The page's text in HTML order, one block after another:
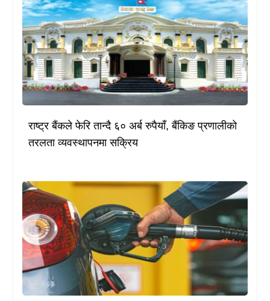
राष्ट्र बैंकले फेरि तान्दै ६० अर्ब रुपैयाँ, बैंकिङ प्रणालीको
तरलता व्यवस्थापनमा सक्रिय